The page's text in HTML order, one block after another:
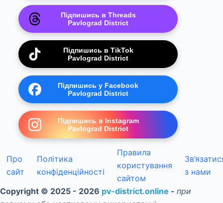
Підпишись в Threads
Pavlograd District
Підпишись в TikTok
Pavlograd District
Підпишись у Facebook
Pavlograd District
Підпишись в Instagram
Pavlograd District
Про
сайт
Політика
конфіденційності
Правила
користування
сайтом
з нами
Copyright © 2025 - 2026 pv-district.online - при